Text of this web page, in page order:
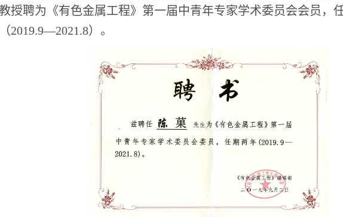
授聘为《有色金属工程》第一届中青年专家学术委员会会员，
2019.9—2021.8）。